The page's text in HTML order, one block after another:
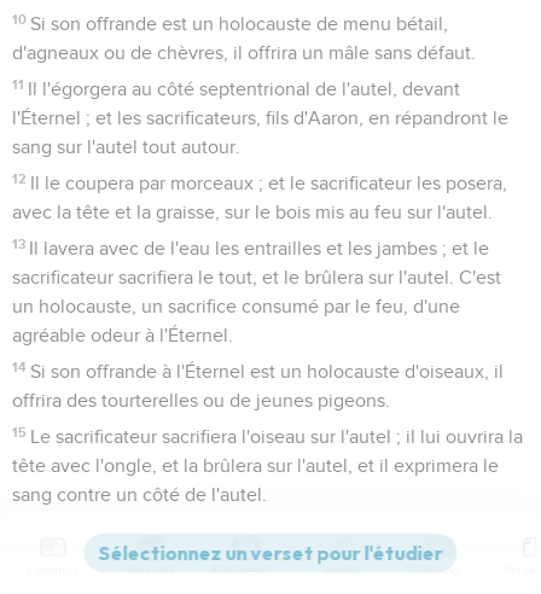
10 Si son offrande est un holocauste de menu bétail,
d'agneaux ou de chèvres, il offrira un mâle sans défaut.
11 Il l'égorgera au côté septentrional de l'autel, devant
l'Éternel ; et les sacrificateurs, fils d'Aaron, en répandront le
sang sur l'autel tout autour.
12 Il le coupera par morceaux ; et le sacrificateur les posera,
avec la tête et la graisse, sur le bois mis au feu sur l'autel.
13 Il lavera avec de l'eau les entrailles et les jambes ; et le
sacrificateur sacrifiera le tout, et le brûlera sur l'autel. C'est
un holocauste, un sacrifice consumé par le feu, d'une
agréable odeur à l'Éternel.
14 Si son offrande à l'Éternel est un holocauste d'oiseaux, il
offrira des tourterelles ou de jeunes pigeons.
15 Le sacrificateur sacrifiera l'oiseau sur l'autel ; il lui ouvrira la
tête avec l'ongle, et la brûlera sur l'autel, et il exprimera le
sang contre un côté de l'autel.
Il ôtera le jabot avec ses plumes, et le jettera près de
l'autel, vers l'orient, dans le lieu où l'on met les cendres.
Versions Commentaires Strong